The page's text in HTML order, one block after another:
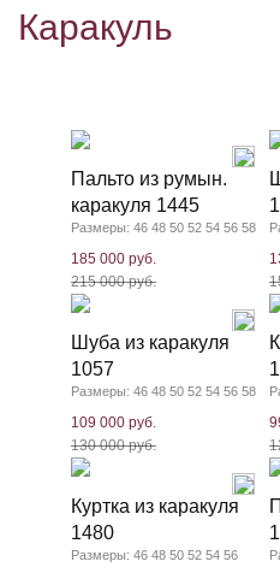
Каракуль
Пальто из румын.
каракуля 1445
Размеры: 46 48 50 52 54 56 58
185 000 руб.
215 000 руб.
Шуба из каракуля
1057
Размеры: 46 48 50 52 54 56 58
109 000 руб.
130 000 руб.
Куртка из каракуля
1480
Размеры: 46 48 50 52 54 56